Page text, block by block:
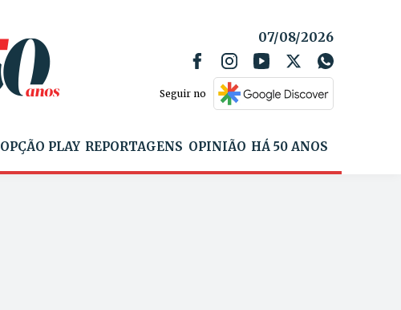
07/08/2026
Seguir no
OPÇÃO PLAY REPORTAGENS OPINIÃO HÁ 50 ANOS